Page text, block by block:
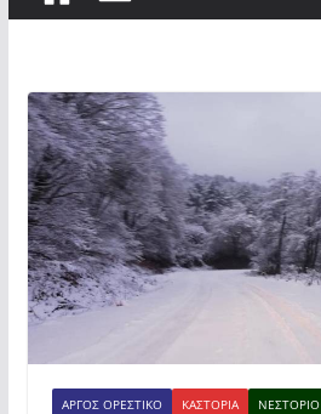
ΆΡΓΟΣ ΟΡΕΣΤΙΚΌ ΚΑΣΤΟΡΙΆ ΝΕΣΤΌΡΙΟ